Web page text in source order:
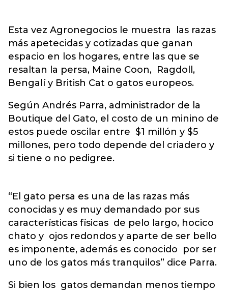
Esta vez Agronegocios le muestra las razas
más apetecidas y cotizadas que ganan
espacio en los hogares, entre las que se
resaltan la persa, Maine Coon, Ragdoll,
Bengalí y British Cat o gatos europeos.
Según Andrés Parra, administrador de la
Boutique del Gato, el costo de un minino de
estos puede oscilar entre $1 millón y $5
millones, pero todo depende del criadero y
si tiene o no pedigree.
“El gato persa es una de las razas más
conocidas y es muy demandado por sus
características físicas de pelo largo, hocico
chato y ojos redondos y aparte de ser bello
es imponente, además es conocido por ser
uno de los gatos más tranquilos” dice Parra.
Si bien los gatos demandan menos tiempo